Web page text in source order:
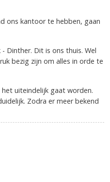
ons kantoor te hebben, gaan
Dinther. Dit is ons thuis. Wel
bezig zijn om alles in orde te
uiteindelijk gaat worden.
Zodra er meer bekend